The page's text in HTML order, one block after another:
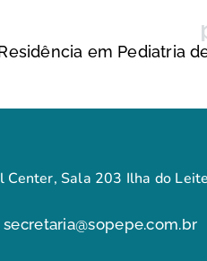
Sala 203 Ilha do
secretaria@sopepe.com.br